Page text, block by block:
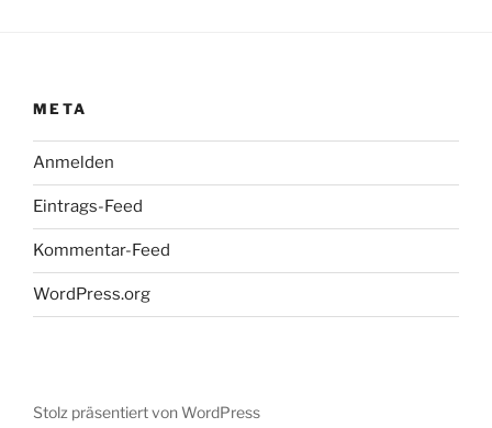
META
Anmelden
Eintrags-Feed
Kommentar-Feed
WordPress.org
Stolz präsentiert von WordPress